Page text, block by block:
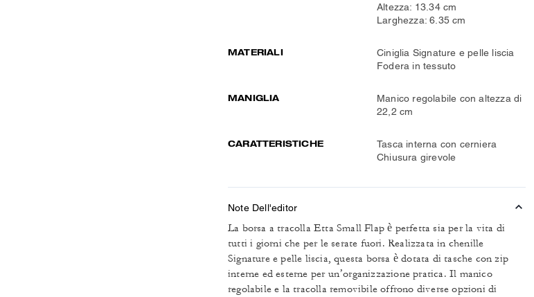
Altezza: 13.34 cm
Larghezza: 6.35 cm
MATERIALI
Ciniglia Signature e pelle liscia
Fodera in tessuto
MANIGLIA
Manico regolabile con altezza di
22,2 cm
CARATTERISTICHE
Tasca interna con cerniera
Chiusura girevole
Note Dell'editor
La borsa a tracolla Etta Small Flap è perfetta sia per la vita di
tutti i giorni che per le serate fuori. Realizzata in chenille
Signature e pelle liscia, questa borsa è dotata di tasche con zip
interne ed esterne per un’organizzazione pratica. Il manico
regolabile e la tracolla removibile offrono diverse opzioni di